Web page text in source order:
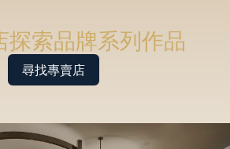
探索品牌系列作品
尋找專賣店